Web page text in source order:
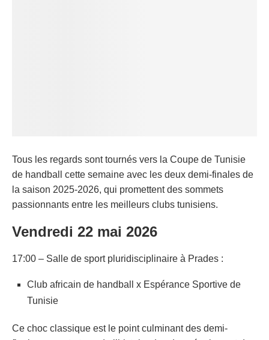
Tous les regards sont tournés vers la Coupe de Tunisie
de handball cette semaine avec les deux demi-finales de
la saison 2025-2026, qui promettent des sommets
passionnants entre les meilleurs clubs tunisiens.
Vendredi 22 mai 2026
17:00 – Salle de sport pluridisciplinaire à Prades :
Club africain de handball x Espérance Sportive de
Tunisie
Ce choc classique est le point culminant des demi-